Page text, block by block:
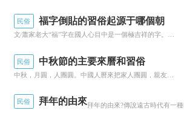
民俗 福字倒貼的習俗起源于哪個朝
文∕蕭家老大“福”字在國人心目中是一個極吉祥的字。中國的“福”字觀念起源甚早，春節挂“福”字也由來己久了。《說文》曰：“福，備也。”“備者，百順之名也，無所不順者之謂備。”很明顯，“福”就是順，無所不順就是“福”。字都是正寫為順，“福”字也...
民俗 中秋節的主要來曆和習俗
中秋，月圓，人團圓。中國人曆來把家人團圓，親友團聚，共享天倫之樂看得極其珍貴。中秋節便成為了中國傳統文化中的一個重要節日。那麼你知道中秋節的來曆嗎？今天就讓我們一起來了解一下這個中國的傳統節日。古代帝王有春祭日、秋祭月的禮制，“中秋”一詞也...
民俗 拜年的由來